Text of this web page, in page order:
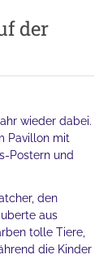
der
wieder dabei.
Pavillon mit
Postern und
den
aus
tolle Tiere,
die Kinder